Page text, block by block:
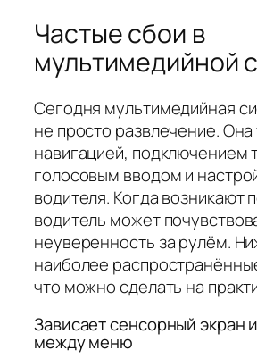
Частые сбои в
мультимедийной
Сегодня мультимедийная
не просто развлечение. Она
навигацией, подключением
голосовым вводом и
водителя. Когда возникают
водитель может
неуверенность за рулём.
наиболее
что можно сделать на
Зависает сенсорный экран
между меню